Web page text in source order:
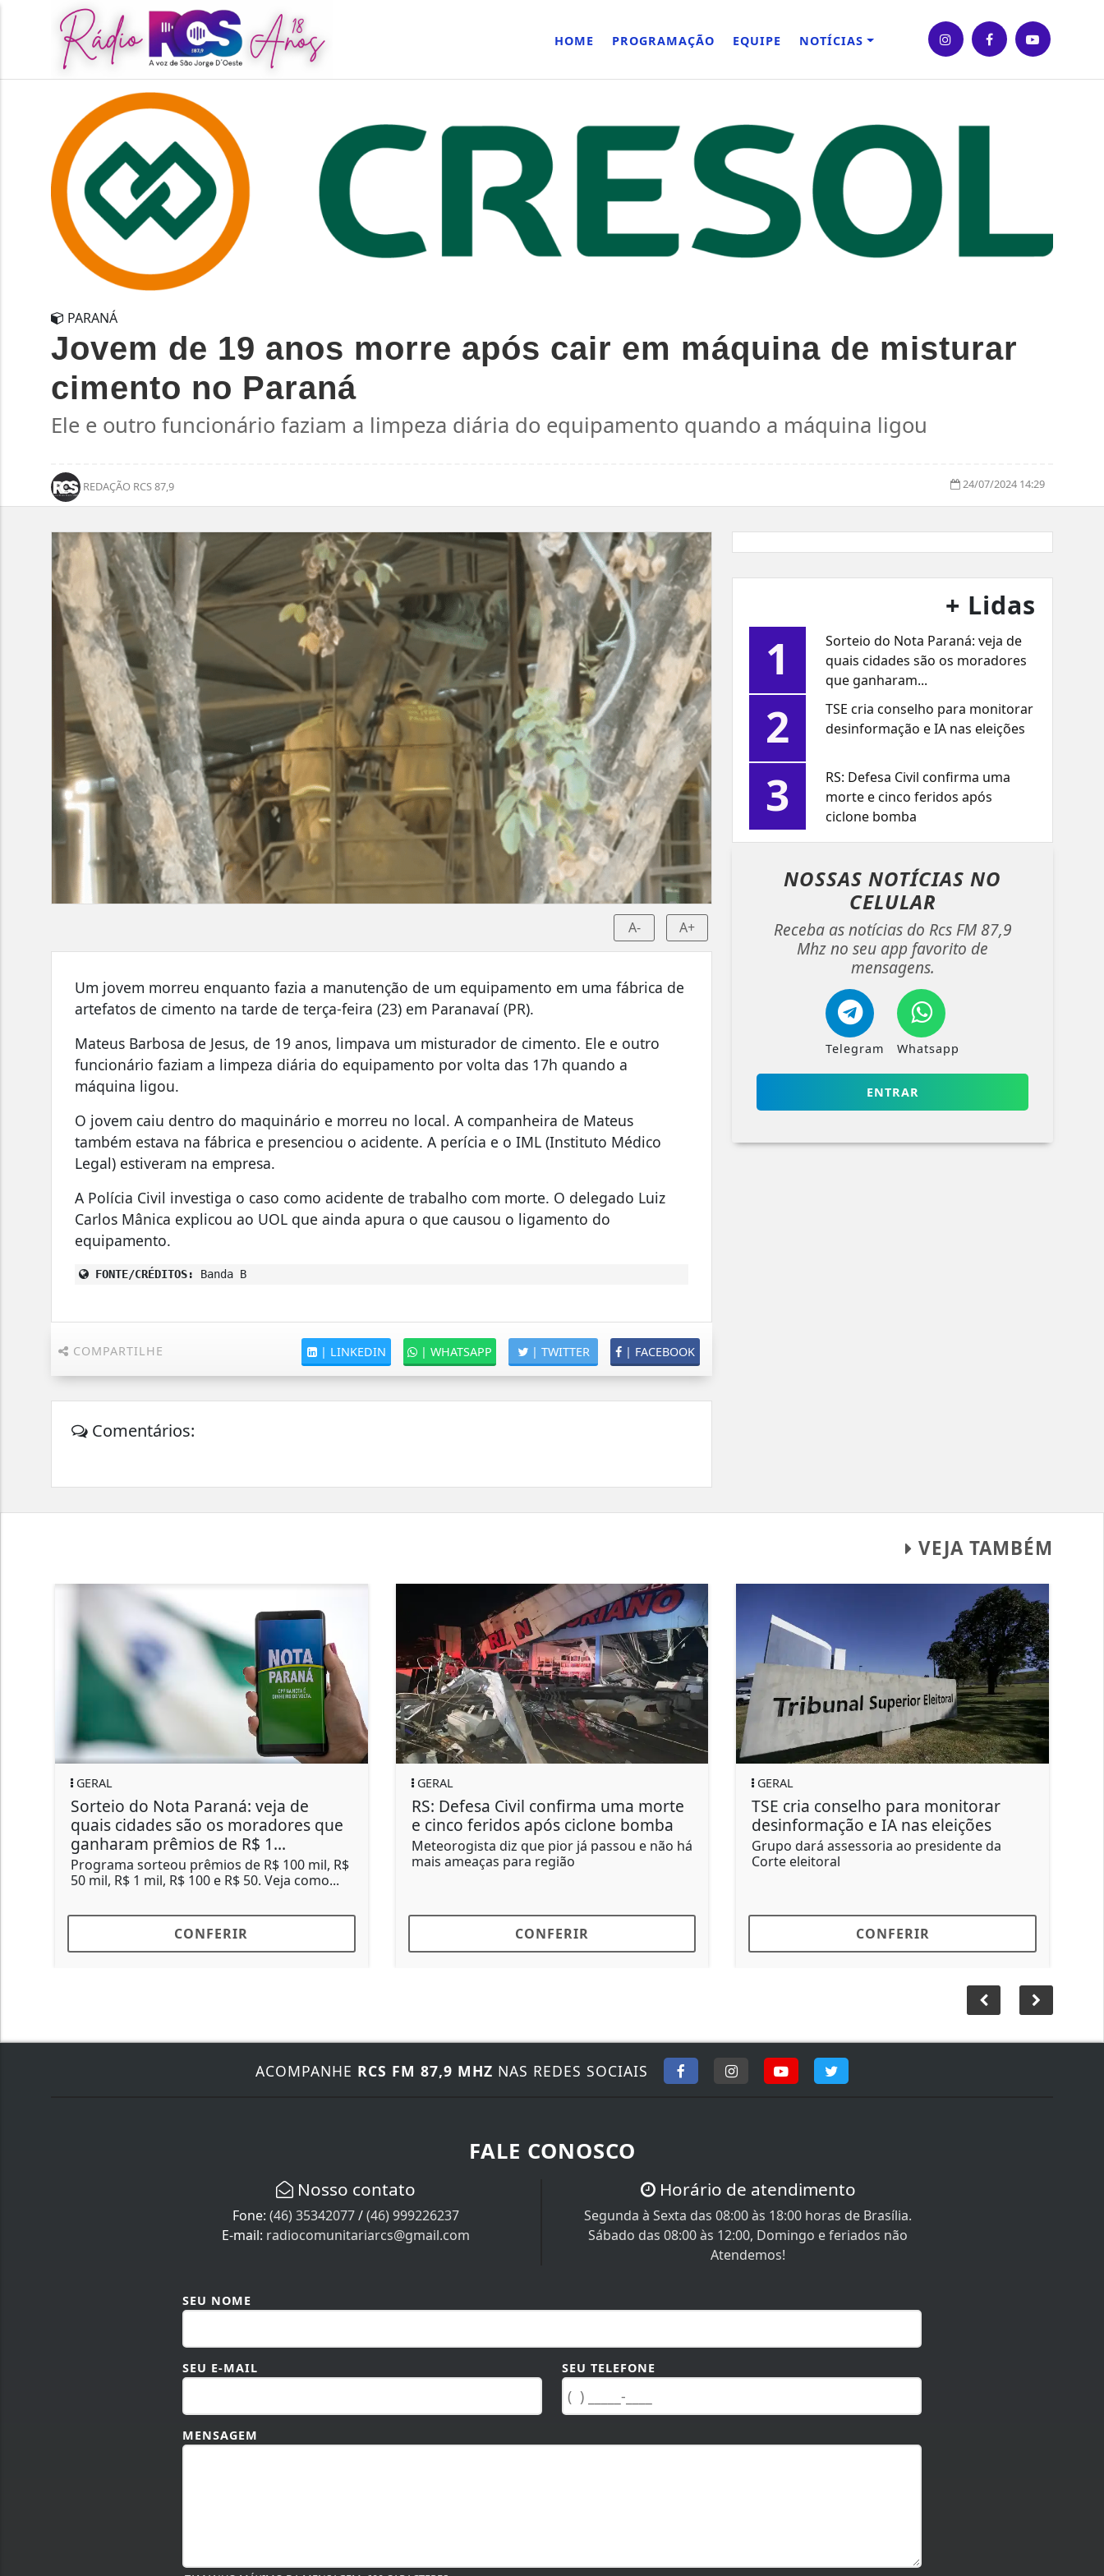
HOME PROGRAMAÇÃO EQUIPE NOTÍCIAS
PARANÁ
Jovem de 19 anos morre após cair em máquina de misturar
cimento no Paraná
Ele e outro funcionário faziam a limpeza diária do equipamento quando a máquina ligou
REDAÇÃO RCS 87,9 24/07/2024 14:29
A- A+
Um jovem morreu enquanto fazia a manutenção de um equipamento em uma fábrica de
artefatos de cimento na tarde de terça-feira (23) em Paranavaí (PR).
Mateus Barbosa de Jesus, de 19 anos, limpava um misturador de cimento. Ele e outro
funcionário faziam a limpeza diária do equipamento por volta das 17h quando a
máquina ligou.
O jovem caiu dentro do maquinário e morreu no local. A companheira de Mateus
também estava na fábrica e presenciou o acidente. A perícia e o IML (Instituto Médico
Legal) estiveram na empresa.
A Polícia Civil investiga o caso como acidente de trabalho com morte. O delegado Luiz
Carlos Mânica explicou ao UOL que ainda apura o que causou o ligamento do
equipamento.
FONTE/CRÉDITOS: Banda B
COMPARTILHE | FACEBOOK
| TWITTER
| WHATSAPP
| LINKEDIN
Comentários:
+ Lidas
1
Sorteio do Nota Paraná: veja de
quais cidades são os moradores
que ganharam...
2
TSE cria conselho para monitorar
desinformação e IA nas eleições
3
RS: Defesa Civil confirma uma
morte e cinco feridos após
ciclone bomba
NOSSAS NOTÍCIASNO
CELULAR
Receba as notícias do Rcs FM 87,9
Mhz no seu app favorito de
mensagens.
Telegram Whatsapp
ENTRAR
VEJA TAMBÉM
GERAL
Sorteio do Nota Paraná: veja de
quais cidades são os moradores que
ganharam prêmios de R$ 1...
Programa sorteou prêmios de R$ 100 mil, R$
50 mil, R$ 1 mil, R$ 100 e R$ 50. Veja como...
CONFERIR
GERAL
RS: Defesa Civil confirma uma morte
e cinco feridos após ciclone bomba
Meteorogista diz que pior já passou e não há
mais ameaças para região
CONFERIR
GERAL
TSE cria conselho para monitorar
desinformação e IA nas eleições
Grupo dará assessoria ao presidente da
Corte eleitoral
CONFERIR
ACOMPANHE RCS FM 87,9 MHZ NAS REDES SOCIAIS
FALE CONOSCO
Nosso contato
Fone:(46) 35342077/(46) 999226237
E-mail: radiocomunitariarcs@gmail.com
Horário de atendimento
Segunda à Sexta das 08:00 às 18:00 horas de Brasília.
Sábado das 08:00 às 12:00, Domingo e feriados não
Atendemos!
SEU NOME
SEU E-MAIL SEU TELEFONE
MENSAGEM